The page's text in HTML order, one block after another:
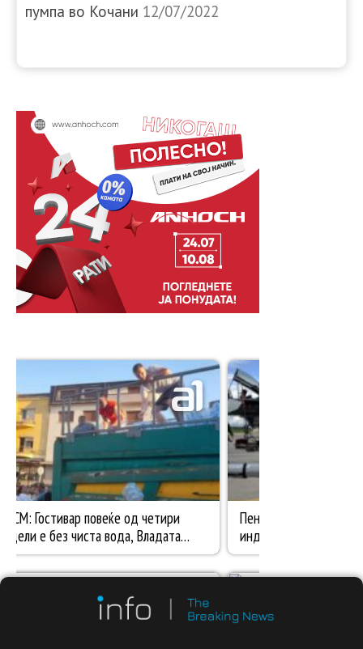
пумпа во Кочани 12/07/2022